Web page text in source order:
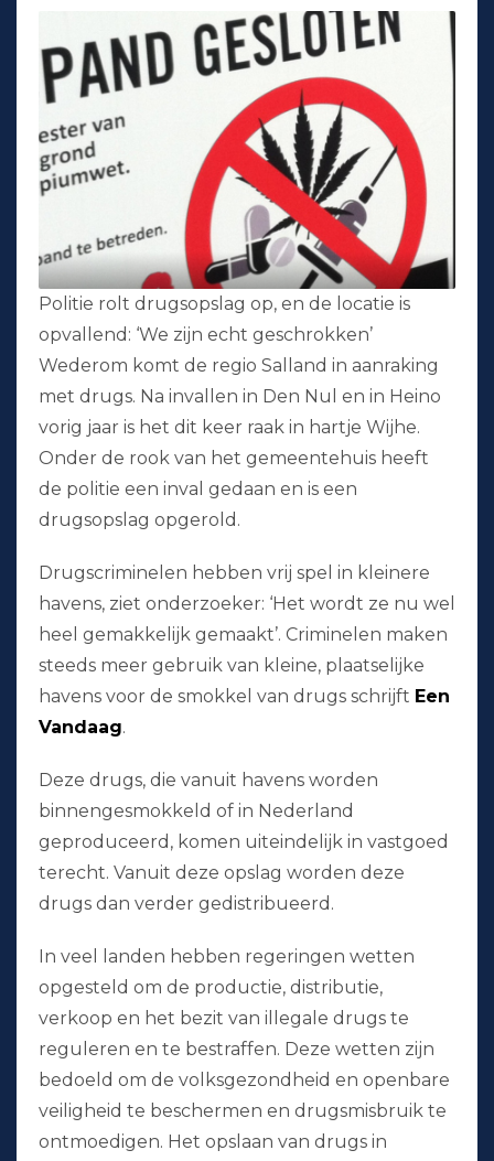
Politie rolt drugsopslag op, en de locatie is
opvallend: ‘We zijn echt geschrokken’
Wederom komt de regio Salland in aanraking
met drugs. Na invallen in Den Nul en in Heino
vorig jaar is het dit keer raak in hartje Wijhe.
Onder de rook van het gemeentehuis heeft
de politie een inval gedaan en is een
drugsopslag opgerold.
Drugscriminelen hebben vrij spel in kleinere
havens, ziet onderzoeker: ‘Het wordt ze nu wel
heel gemakkelijk gemaakt’. Criminelen maken
steeds meer gebruik van kleine, plaatselijke
havens voor de smokkel van drugs schrijft Een
Vandaag.
Deze drugs, die vanuit havens worden
binnengesmokkeld of in Nederland
geproduceerd, komen uiteindelijk in vastgoed
terecht. Vanuit deze opslag worden deze
drugs dan verder gedistribueerd.
In veel landen hebben regeringen wetten
opgesteld om de productie, distributie,
verkoop en het bezit van illegale drugs te
reguleren en te bestraffen. Deze wetten zijn
bedoeld om de volksgezondheid en openbare
veiligheid te beschermen en drugsmisbruik te
ontmoedigen. Het opslaan van drugs in